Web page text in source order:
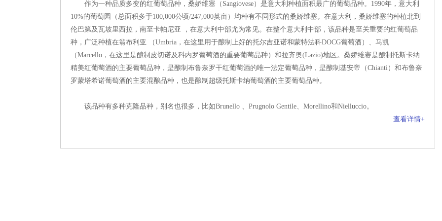
作为一种品质多变的红葡萄品种，桑娇维塞（Sangiovese）是意大利种植面积最广的葡萄品种。1990年，意大利
10%的葡萄园（总面积多于100,000公顷/247,000英亩）均种有不同形式的桑娇维塞。在意大利，桑娇维塞的种植北到
伦巴第及瓦坡里西拉，南至卡帕尼亚 ，在意大利中部尤为常见。在整个意大利中部，该品种是至关重要的红葡萄品
种，广泛种植在翁布利亚 （Umbria，在这里用于酿制上好的托尔吉亚诺和蒙特法科DOCG葡萄酒）、马凯
（Marcello，在这里是酿制皮切诺及科内罗葡萄酒的重要葡萄品种）和拉齐奥(Lazio)地区。桑娇维赛是酿制托斯卡纳
精美红葡萄酒的主要葡萄品种，是酿制布鲁奈罗干红葡萄酒的唯一法定葡萄品种，是酿制基安帝（Chianti）和布鲁奈
罗蒙塔希诺葡萄酒的主要混酿品种，也是酿制超级托斯卡纳葡萄酒的主要葡萄品种。
该品种有多种克隆品种，别名也很多，比如Brunello 、Prugnolo Gentile、Morellino和Nielluccio。
查看详情+